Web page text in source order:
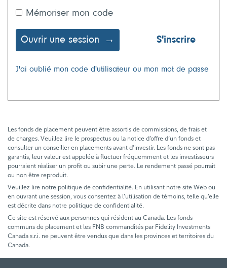
Mémoriser mon code
Ouvrir une session S'inscrire
J'ai oublié mon code d'utilisateur ou mon mot de passe
Les fonds de placement peuvent être assortis de commissions, de frais et
de charges. Veuillez lire le prospectus ou la notice d’offre d’un fonds et
consulter un conseiller en placements avant d’investir. Les fonds ne sont pas
garantis, leur valeur est appelée à fluctuer fréquemment et les investisseurs
pourraient réaliser un profit ou subir une perte. Le rendement passé pourrait
ou non être reproduit.
Veuillez lire notre politique de confidentialité. En utilisant notre site Web ou
en ouvrant une session, vous consentez à l’utilisation de témoins, telle qu’elle
est décrite dans notre politique de confidentialité.
Ce site est réservé aux personnes qui résident au Canada. Les fonds
communs de placement et les FNB commandités par Fidelity Investments
Canada s.r.i. ne peuvent être vendus que dans les provinces et territoires du
Canada.